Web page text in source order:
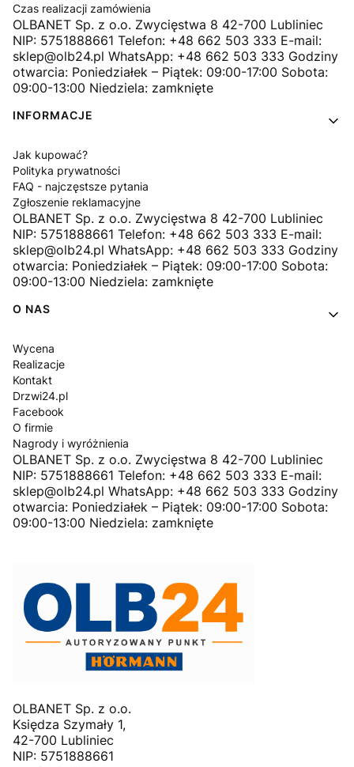
Czas realizacji zamówienia
OLBANET Sp. z o.o. Zwycięstwa 8 42-700 Lubliniec
NIP: 5751888661 Telefon: +48 662 503 333 E-mail:
sklep@olb24.pl WhatsApp: +48 662 503 333 Godziny
otwarcia: Poniedziałek – Piątek: 09:00-17:00 Sobota:
09:00-13:00 Niedziela: zamknięte
INFORMACJE
Jak kupować?
Polityka prywatności
FAQ - najczęstsze pytania
Zgłoszenie reklamacyjne
OLBANET Sp. z o.o. Zwycięstwa 8 42-700 Lubliniec
NIP: 5751888661 Telefon: +48 662 503 333 E-mail:
sklep@olb24.pl WhatsApp: +48 662 503 333 Godziny
otwarcia: Poniedziałek – Piątek: 09:00-17:00 Sobota:
09:00-13:00 Niedziela: zamknięte
O NAS
Wycena
Realizacje
Kontakt
Drzwi24.pl
Facebook
O firmie
Nagrody i wyróżnienia
OLBANET Sp. z o.o. Zwycięstwa 8 42-700 Lubliniec
NIP: 5751888661 Telefon: +48 662 503 333 E-mail:
sklep@olb24.pl WhatsApp: +48 662 503 333 Godziny
otwarcia: Poniedziałek – Piątek: 09:00-17:00 Sobota:
09:00-13:00 Niedziela: zamknięte
OLBANET Sp. z o.o.
Księdza Szymały 1,
42-700 Lubliniec
NIP: 5751888661